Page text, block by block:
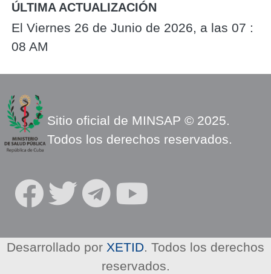
ÚLTIMA ACTUALIZACIÓN
El Viernes 26 de Junio de 2026, a las 07 :
08 AM
Sitio oficial de MINSAP © 2025.
Todos los derechos reservados.
R
E
Desarrollado por XETID. Todos los derechos
reservados.